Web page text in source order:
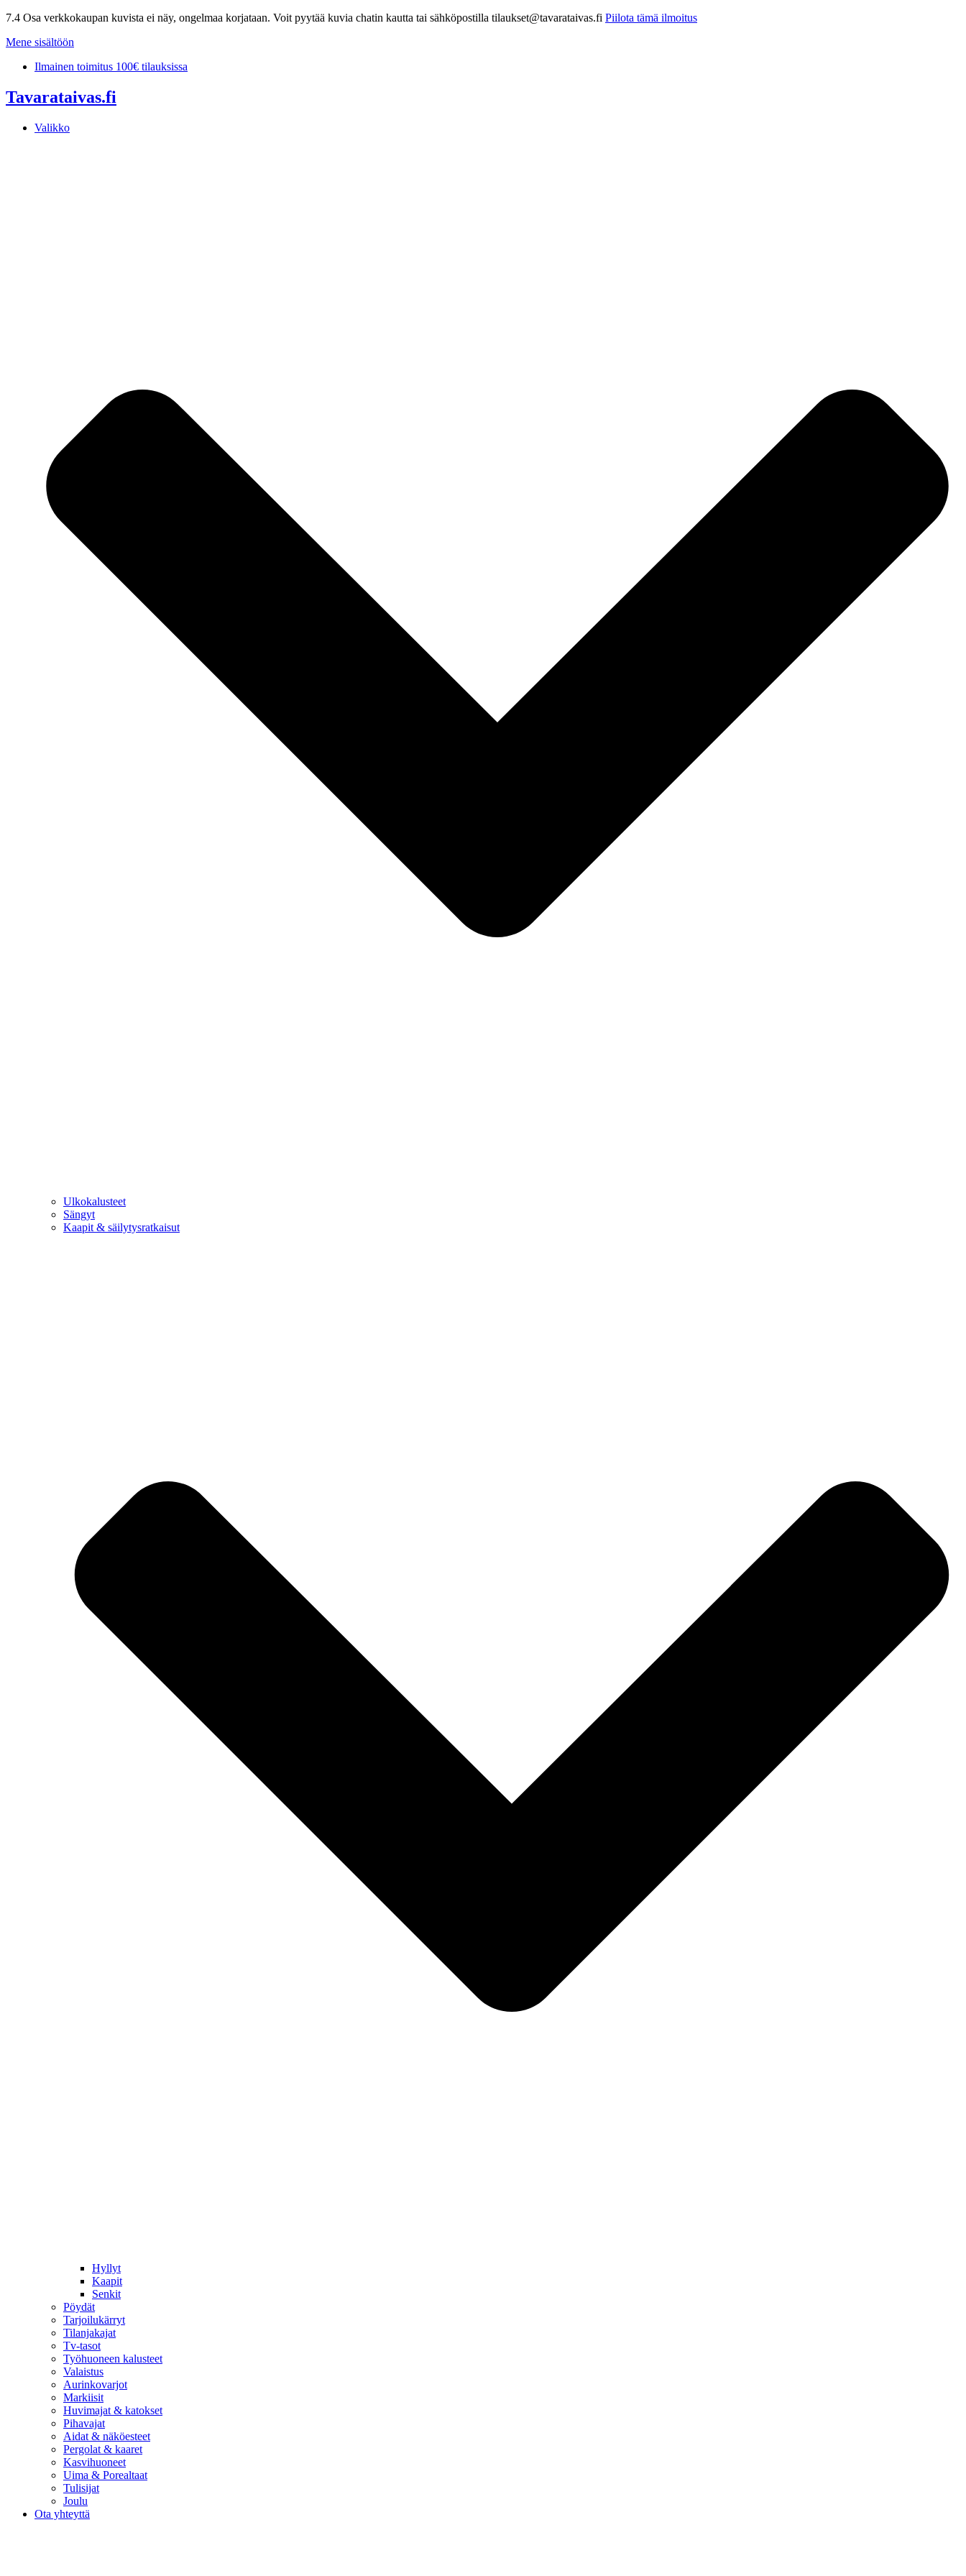
7.4 Osa verkkokaupan kuvista ei näy, ongelmaa korjataan. Voit pyytää kuvia chatin kautta tai sähköpostilla tilaukset@tavarataivas.fi Piilota tämä ilmoitus
Mene sisältöön
Ilmainen toimitus 100€ tilauksissa
Tavarataivas.fi
Valikko
Ulkokalusteet
Sängyt
Kaapit & säilytysratkaisut
Hyllyt
Kaapit
Senkit
Pöydät
Tarjoilukärryt
Tilanjakajat
Tv-tasot
Työhuoneen kalusteet
Valaistus
Aurinkovarjot
Markiisit
Huvimajat & katokset
Pihavajat
Aidat & näköesteet
Pergolat & kaaret
Kasvihuoneet
Uima & Porealtaat
Tulisijat
Joulu
Ota yhteyttä